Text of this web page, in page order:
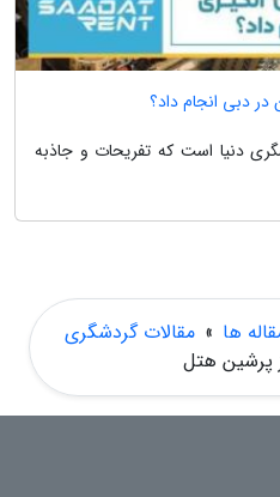
دبی انجام داد؟
دنیا است که تفریحات و جاذبه
ها » مقالات گردشگری
پرشین هتل